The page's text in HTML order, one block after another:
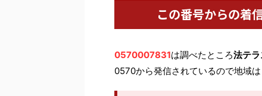
この番号からの着
0570007831は調べたところ法テ
0570から発信されているので地域